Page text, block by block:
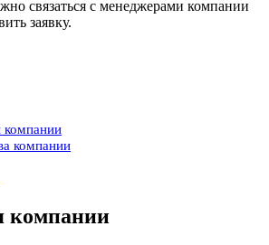
связаться с менеджерами компании
заявку.
компании
компании
компании